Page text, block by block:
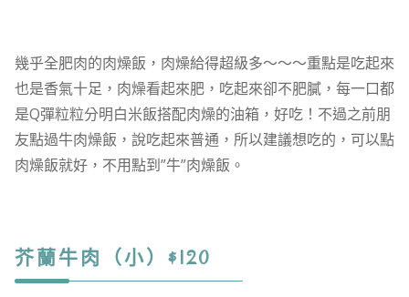
幾乎全肥肉的肉燥飯，肉燥給得超級多～～～重點是吃起來
也是香氣十足，肉燥看起來肥，吃起來卻不肥膩，每一口都
是Q彈粒粒分明白米飯搭配肉燥的油箱，好吃！不過之前朋
友點過牛肉燥飯，說吃起來普通，所以建議想吃的，可以點
肉燥飯就好，不用點到”牛”肉燥飯。
芥蘭牛肉（小）$120